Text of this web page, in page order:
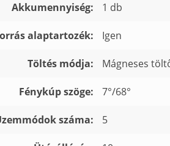
Akkumennyiség: 1 db
alaptartozék: Igen
Töltés módja: Mágneses
Fénykúp szöge: 7°/68°
száma: 5